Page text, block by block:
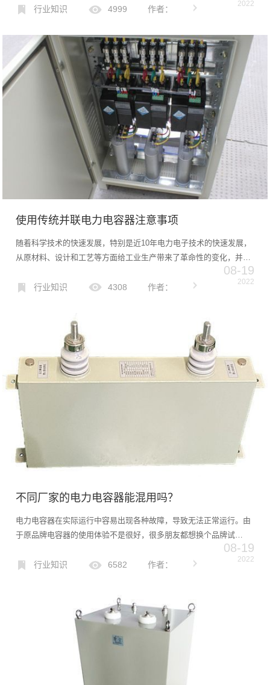
老化是指电容器的性能缓慢下降。如果老化严重，电容器将无法正
行业知识 4999 作者：
2022
使用传统并联电力电容器注意事项
随着科学技术的快速发展，特别是近10年电力电子技术的快速发展，
从原材料、设计和工艺等方面给工业生产带来了革命性的变化，并联
电力电容器也不例外。在不到15年的时间里，从第三代到第四代技术
的更新迭代已经完成，但由于新一代电容器的价格相对较高，传...
行业知识 4308 作者：
08-19
2022
不同厂家的电力电容器能混用吗？
电力电容器在实际运行中容易出现各种故障，导致无法正常运行。由
于原品牌电容器的使用体验不是很好，很多朋友都想换个品牌试
试……现在问题来了，不同厂家的电容器能混用吗？不同品牌的电容
电抗会有问题吗？来看看今天的文章吧！不同品牌的电容器能相互替
行业知识 6582 作者：
08-19
2022